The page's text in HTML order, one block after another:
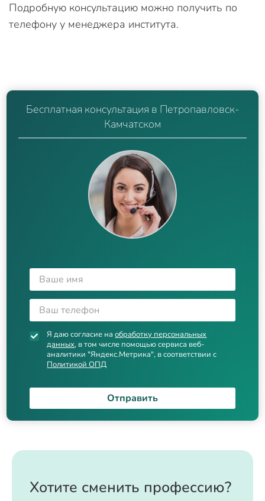
Подробную консультацию можно получить по
телефону у менеджера института.
Бесплатная консультация в Петропавловск-
Камчатском
Я даю согласие наобработку персональных
данных, в том числе помощью сервиса веб-
аналитики "Яндекс.Метрика", в соответствии с
Политикой ОПД
Отправить
Хотите сменить профессию?